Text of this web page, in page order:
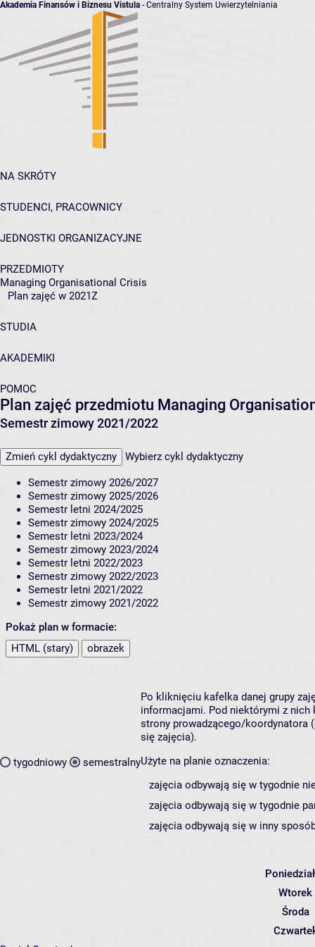
Akademia Finansów i Biznesu Vistula - Centralny System Uwierzytelniania
NA SKRÓTY
STUDENCI, PRACOWNICY
JEDNOSTKI ORGANIZACYJNE
PRZEDMIOTY
Managing Organisational Crisis
Plan zajęć w 2021Z
STUDIA
AKADEMIKI
POMOC
Plan zajęć przedmiotu Managing
Semestr zimowy 2021/2022
Zmień cykl dydaktyczny Wybierz cykl dydaktyczny
Semestr zimowy 2026/2027
Semestr zimowy 2025/2026
Semestr letni 2024/2025
Semestr zimowy 2024/2025
Semestr letni 2023/2024
Semestr zimowy 2023/2024
Semestr letni 2022/2023
Semestr zimowy 2022/2023
Semestr letni 2021/2022
Semestr zimowy 2021/2022
Pokaż plan w formacie:
HTML (stary)
obrazek
tygodniowy semestralny
Po kliknięciu kafelka danej grupy
informacjami. Pod niektórymi z nich
strony prowadzącego/koordynatora
się zajęcia).
Użyte na planie oznaczenia:
zajęcia odbywają się w tygodnie
zajęcia odbywają się w tygodnie
zajęcia odbywają się w inny
Wtorek
Środa